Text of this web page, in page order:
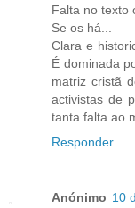
Falta no texto
Se os há...
Clara e
É dominada
matriz cristã
activistas de
tanta falta ao
Responder
Anónimo 10